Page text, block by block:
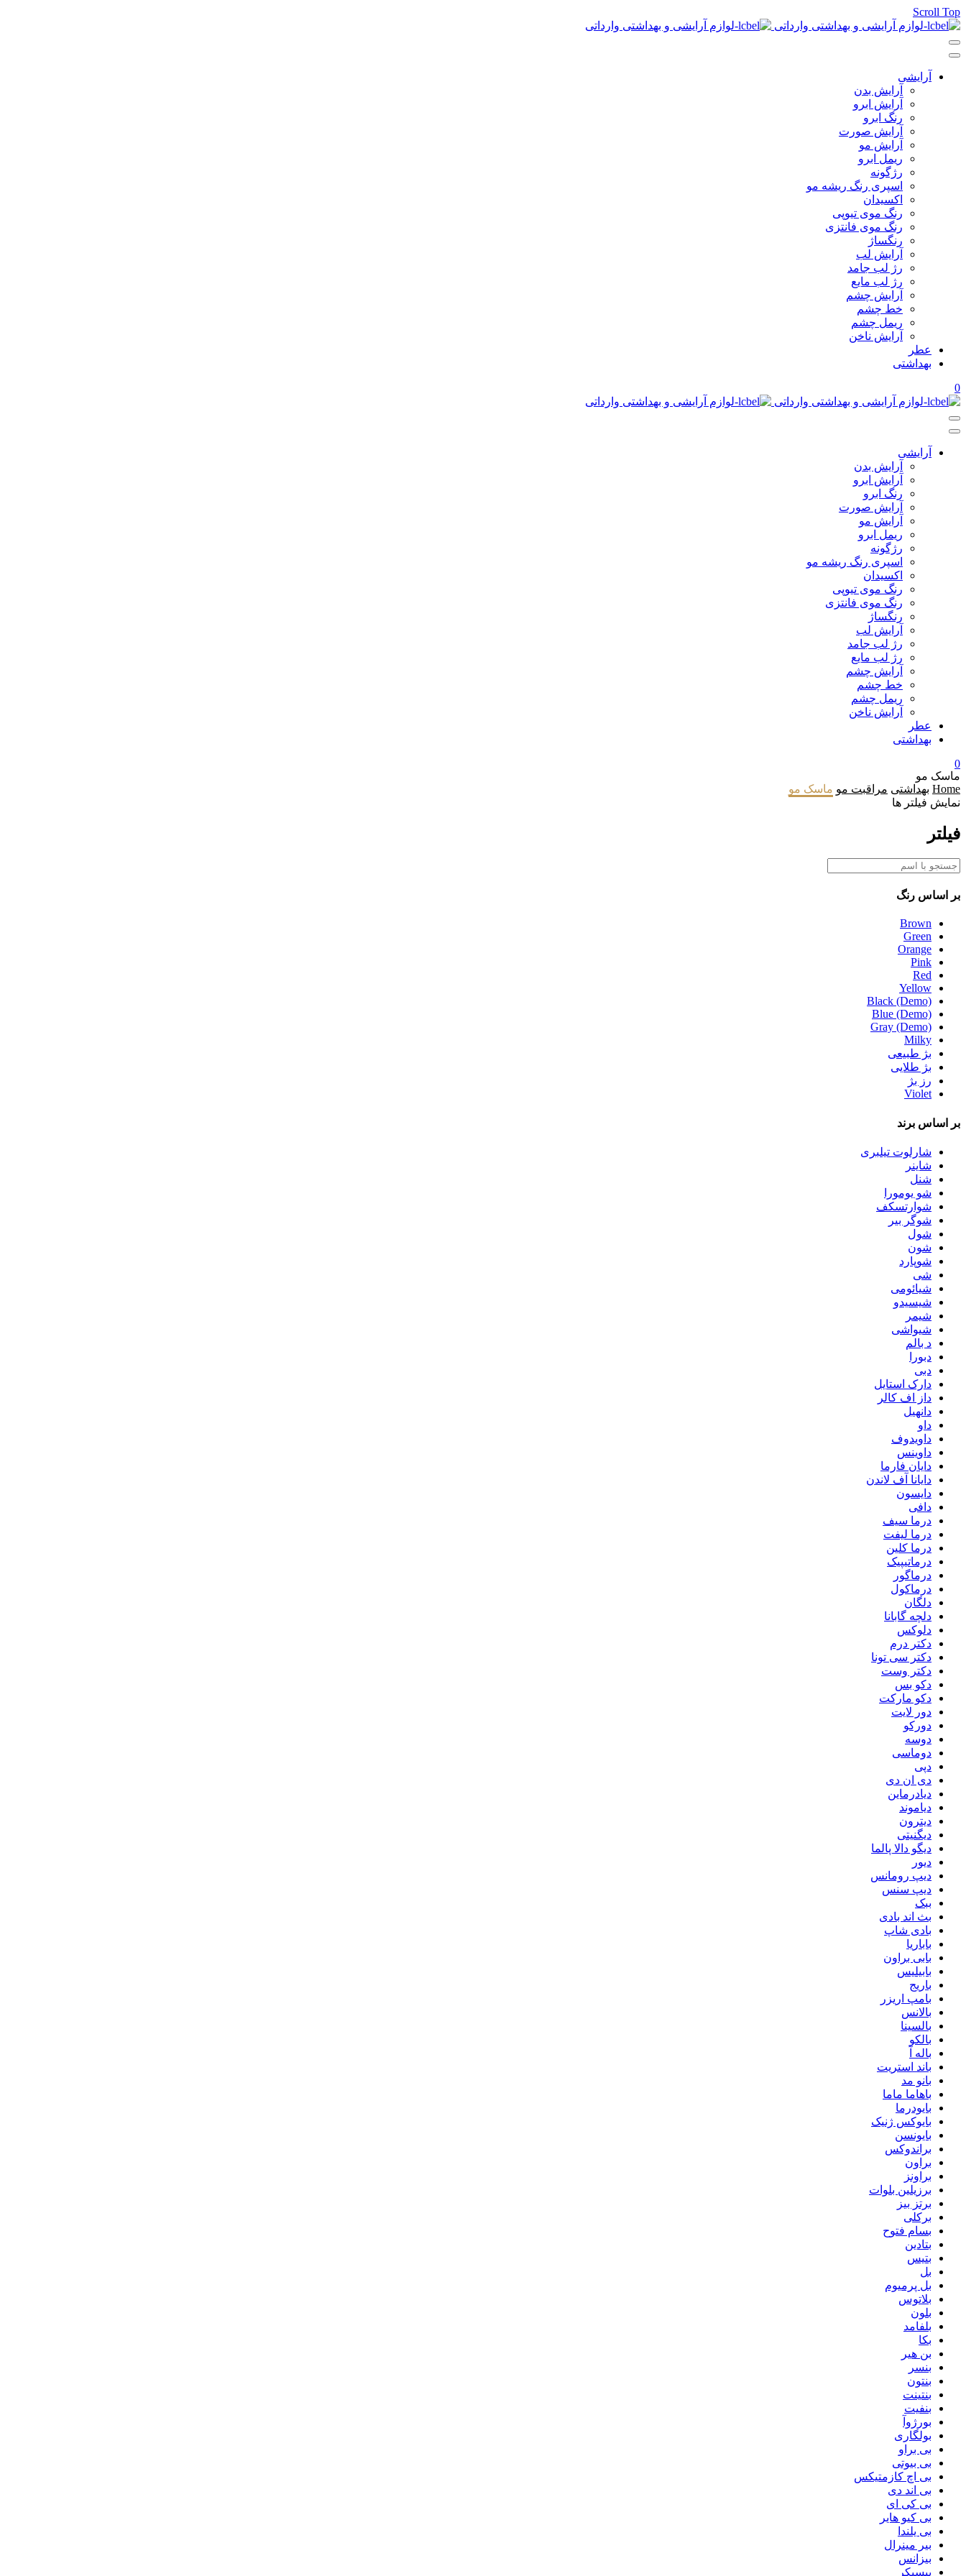
Scroll Top
آرایشی
آرایش بدن
آرایش ابرو
رنگ ابرو
آرایش صورت
آرایش مو
ریمل ابرو
رژگونه
اسپری رنگ ریشه مو
اکسیدان
رنگ موی تیوپی
رنگ موی فانتزی
رنگساژ
آرایش لب
رژ لب جامد
رژ لب مایع
آرایش چشم
خط چشم
ریمل چشم
آرایش ناخن
عطر
بهداشتی
0
آرایشی
آرایش بدن
آرایش ابرو
رنگ ابرو
آرایش صورت
آرایش مو
ریمل ابرو
رژگونه
اسپری رنگ ریشه مو
اکسیدان
رنگ موی تیوپی
رنگ موی فانتزی
رنگساژ
آرایش لب
رژ لب جامد
رژ لب مایع
آرایش چشم
خط چشم
ریمل چشم
آرایش ناخن
عطر
بهداشتی
0
ماسک مو
Home بهداشتی مراقبت مو ماسک مو
نمایش فیلتر ها
فیلتر
بر اساس رنگ
Brown
Green
Orange
Pink
Red
Yellow
Black (Demo)
Blue (Demo)
Gray (Demo)
Milky
بژ طبیعی
بژ طلایی
رز بژ
Violet
بر اساس برند
شارلوت تیلبری
شاینر
شنل
شو یومورا
شوارتسکف
شوگر بیر
شول
شون
شوپارد
شی
شیائومی
شیسیدو
شیمر
شیواشی
د بالم
دبورا
دبی
دارک استایل
داز اف کالر
دانهیل
داو
داویدوف
داوینس
دایان فارما
دایانا آف لاندن
دایسون
دافی
درما سیف
درما لیفت
درما کلین
درماتیپیک
درماگور
درماکول
دلگان
دلچه گابانا
دلوکس
دکتر درم
دکتر سی تونا
دکتر وست
دکو بس
دکو مارکت
دور لایت
دورکو
دوسه
دوماسی
دپی
دی ان دی
دیادرماین
دیاموند
دیترون
دیگنیتی
دیگو دالا پالما
دیور
دیپ رومانس
دیپ سنس
ببک
بث اند بادی
بادی شاپ
باباریا
بابی براون
بابیلیس
باریج
بامپ اریزر
بالانس
بالسینا
بالکو
باله آ
باند استریت
بانو مد
باهاما ماما
بایودرما
بایوکس ژنیک
بایونسن
براندوکس
براون
براونز
برزیلین بلوات
برتز بیز
برکلی
بسام فتوح
بتادین
بتیس
بل
بل پرمیوم
بلاتوس
بلون
بلفامد
بکا
بن هیر
بنسر
بنتون
بنتینت
بنفیت
بورژوآ
بولگاری
بی براو
بی بیوتی
بی اچ کازمتیکس
بی اند دی
بی کی ای
بی کیو هایر
بی یلندا
بیر مینرال
بیزانس
بیسیکر